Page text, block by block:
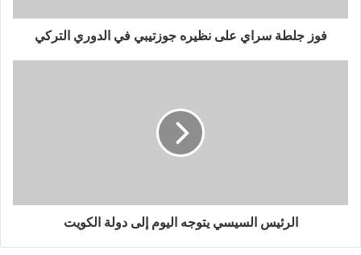
فوز جلطة سراي على نظيره جوزتيبي في الدوري التركي
الرئيس السيسي يتوجه اليوم إلى دولة الكويت